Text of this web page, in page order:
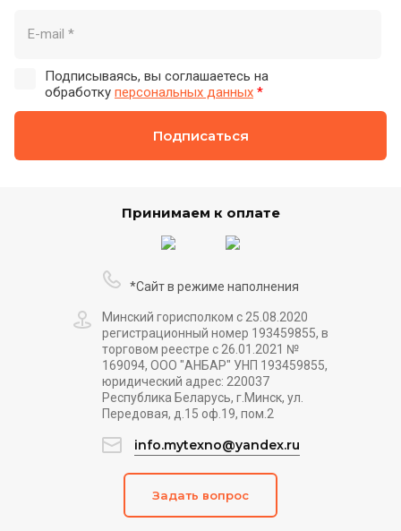
Подписываясь, вы соглашаетесь на
обработку персональных данных *
Подписаться
Принимаем к оплате
*Сайт в режиме наполнения
Минский горисполком с 25.08.2020
регистрационный номер 193459855, в
торговом реестре с 26.01.2021 №
169094, ООО "АНБАР" УНП 193459855,
юридический адрес: 220037
Республика Беларусь, г.Минск, ул.
Передовая, д.15 оф.19, пом.2
info.mytexno@yandex.ru
Задать вопрос